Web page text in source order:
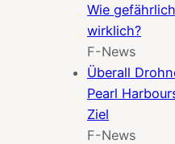
Wie
wirklich?
F-News
Überall
Pearl
Ziel
F-News